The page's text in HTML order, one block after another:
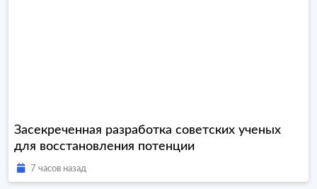
Засекреченная разработка советских ученых
для восстановления потенции
7 часов назад